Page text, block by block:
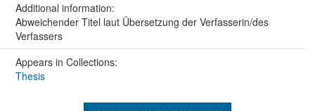
Additional information:
Abweichender Titel laut Übersetzung der Verfasserin/des
Verfassers
Appears in Collections:
Thesis